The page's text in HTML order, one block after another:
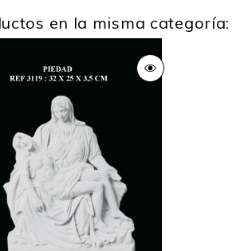
20
15
0.5
en la misma categoría: